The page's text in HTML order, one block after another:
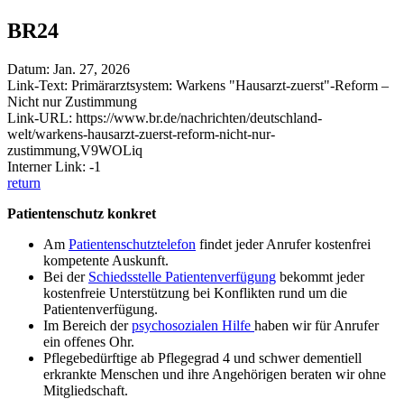
BR24
Datum: Jan. 27, 2026
Link-Text: Primärarztsystem: Warkens "Hausarzt-zuerst"-Reform –
Nicht nur Zustimmung
Link-URL: https://www.br.de/nachrichten/deutschland-
welt/warkens-hausarzt-zuerst-reform-nicht-nur-
zustimmung,V9WOLiq
Interner Link: -1
return
Patientenschutz konkret
Am Patientenschutztelefon findet jeder Anrufer kostenfrei
kompetente Auskunft.
Bei der Schiedsstelle Patientenverfügung bekommt jeder
kostenfreie Unterstützung bei Konflikten rund um die
Patientenverfügung.
Im Bereich derpsychosozialen Hilfe haben wir für Anrufer
ein offenes Ohr.
Pflegebedürftige ab Pflegegrad 4 und schwer dementiell
erkrankte Menschen und ihre Angehörigen beraten wir ohne
Mitgliedschaft.